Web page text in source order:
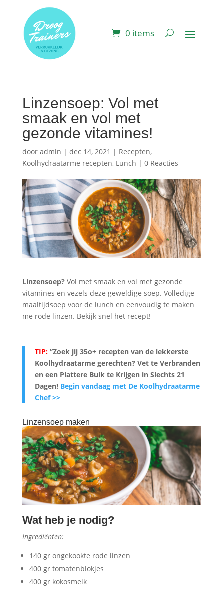
0 items
Linzensoep: Vol met
smaak en vol met
gezonde vitamines!
door admin | dec 14, 2021 | Recepten,
Koolhydraatarme recepten, Lunch | 0 Reacties
Linzensoep?Vol met smaak en vol met gezonde
vitamines en vezels deze geweldige soep. Volledige
maaltijdsoep voor de lunch en eenvoudig te maken
me rode linzen. Bekijk snel het recept!
TIP:”Zoek jij 35o+ recepten van de lekkerste
Koolhydraatarme gerechten? Vet te Verbranden
en een Plattere Buik te Krijgen in Slechts 21
Dagen! Begin vandaag met De Koolhydraatarme
Chef >>
Linzensoep maken
Wat heb je nodig?
Ingrediënten:
140 gr ongekookte rode linzen
400 gr tomatenblokjes
400 gr kokosmelk